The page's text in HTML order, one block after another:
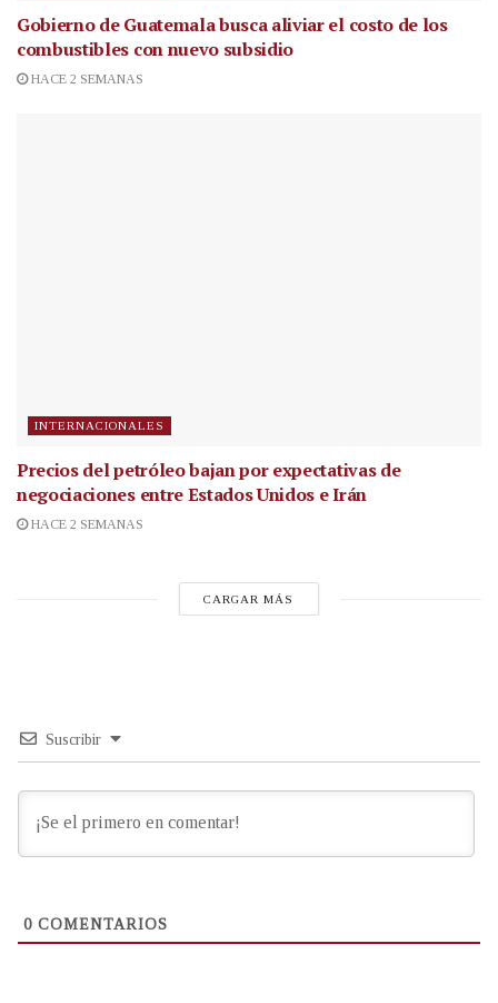
Gobierno de Guatemala busca aliviar el costo de los
combustibles con nuevo subsidio
HACE 2 SEMANAS
INTERNACIONALES
Precios del petróleo bajan por expectativas de
negociaciones entre Estados Unidos e Irán
HACE 2 SEMANAS
CARGAR MÁS
Suscribir
0 COMENTARIOS